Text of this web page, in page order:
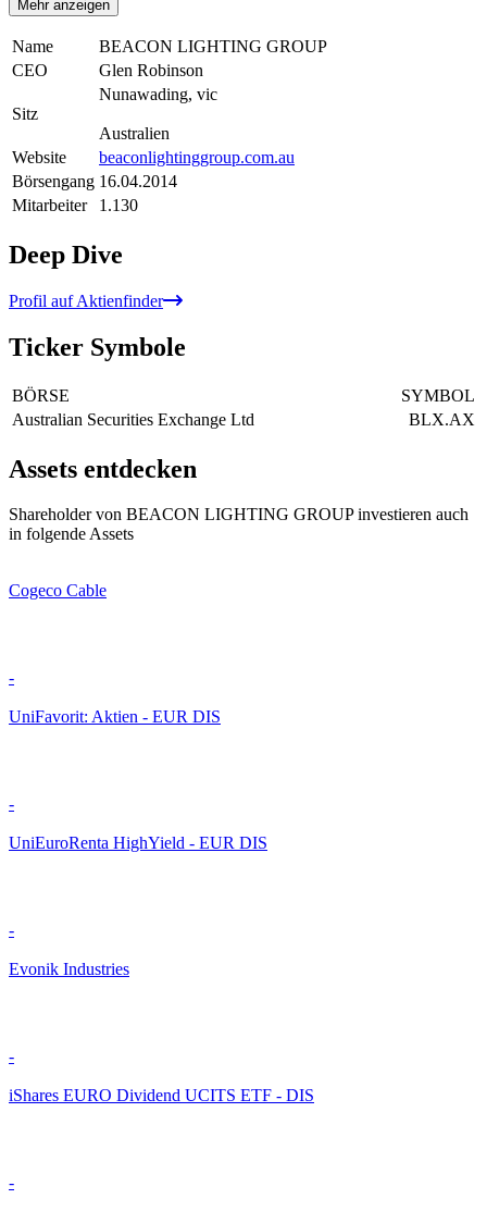
Mehr anzeigen
Name
BEACON LIGHTING GROUP
CEO
Glen Robinson
Sitz
Nunawading, vic
Australien
Website
beaconlightinggroup.com.au
Börsengang 16.04.2014
Mitarbeiter
1.130
Deep Dive
Profil auf Aktienfinder
Ticker Symbole
BÖRSE
SYMBOL
Australian Securities Exchange Ltd
BLX.AX
Assets entdecken
Shareholder von BEACON LIGHTING GROUP investieren auch
in folgende Assets
Cogeco Cable
-
UniFavorit: Aktien - EUR DIS
-
UniEuroRenta HighYield - EUR DIS
-
Evonik Industries
-
iShares EURO Dividend UCITS ETF - DIS
-